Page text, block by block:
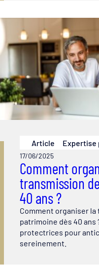
Article Expertise
17/06/2025
Comment
transmission
40 ans ?
Comment organiser
patrimoine dès 40 ans
protectrices pour
sereinement.